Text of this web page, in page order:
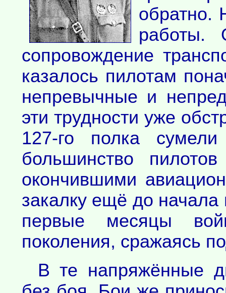
обратно.
работы.
сопровождение
казалось пилотам
непревычные и
эти трудности уже
127-го полка
большинство
окончившими
закалку ещё до
первые месяцы
поколения, сражаясь
В те напряжённые